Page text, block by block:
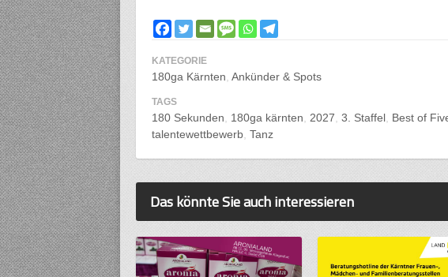
KATEGORIE
180ga Kärnten Ankünder & Spots
TAGS
180 Sekunden 180ga kärnten 2027 3. Staffel Best of
talentewettbewerb Tanz
Das könnte Sie auch interessieren